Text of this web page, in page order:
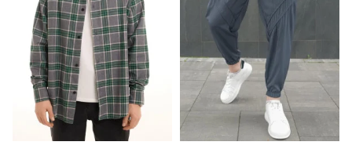
Стать
Стиль
Сезон осінь
Колір мультикам